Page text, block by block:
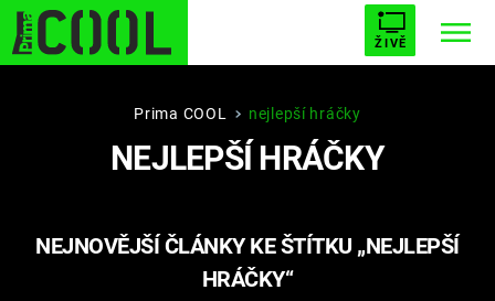
ŽIVĚ
STARHOUSE BUFFY, PŘEMOŽITELKA UPÍRŮ
PLNEJ KOTEL AVENGERS 5
Prima COOL nejlepší hráčky
NEJLEPŠÍ HRÁČKY
NEJNOVĚJŠÍ ČLÁNKY KE ŠTÍTKU „NEJLEPŠÍ
HRÁČKY“